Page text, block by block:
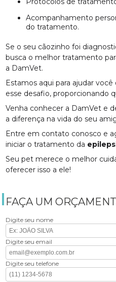
Acompanhamento personalizado em todas as etapas
do tratamento.
Se o seu cãozinho foi
busca o melhor tratamento
a DamVet.
Estamos aqui para ajudar
esse desafio, proporcionando
Venha conhecer a DamVet e
a diferença na vida do seu
Entre em contato conosco e
iniciar o tratamento da
Seu pet merece o melhor
oferecer isso a ele!
FAÇA UM
Digite seu nome
Digite seu email
Digite seu telefone